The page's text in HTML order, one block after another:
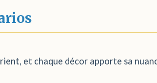
et chaque décor apporte sa